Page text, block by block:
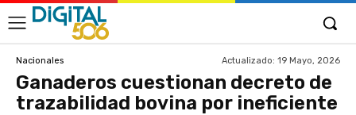
Nacionales Actualizado: 19 Mayo, 2026
Ganaderos cuestionan decreto de
trazabilidad bovina por ineficiente